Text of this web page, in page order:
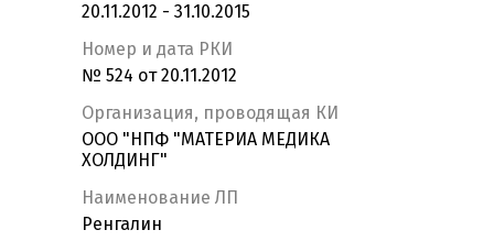
20.11.2012 - 31.10.2015
Номер и дата РКИ
№ 524 от 20.11.2012
Организация, проводящая КИ
ООО "НПФ "МАТЕРИА МЕДИКА
ХОЛДИНГ"
Наименование ЛП
Ренгалин